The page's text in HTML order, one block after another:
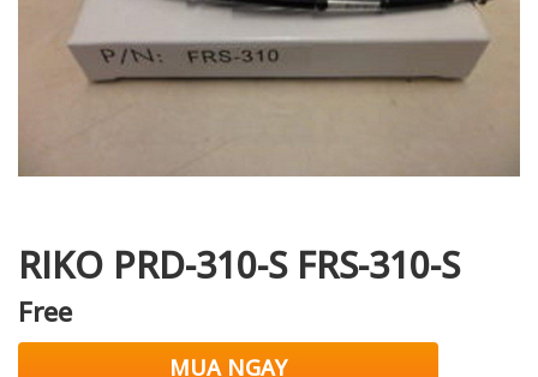
RIKO PRD-310-S FRS-310-S
Free
MUA NGAY